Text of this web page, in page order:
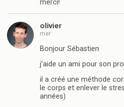
merci!
olivier
mer
Bonjour Sébastien
j’aide un ami pour son
il a créé une méthode
le corps et enlever le
années)